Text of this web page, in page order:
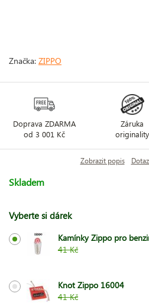
Značka: ZIPPO
Doprava ZDARMA
od 3 001 Kč
Záruka
originality
Zobrazit popis
Skladem
Vyberte si dárek
Kamínky Zippo pro
41 Kč
Knot Zippo 16004
41 Kč